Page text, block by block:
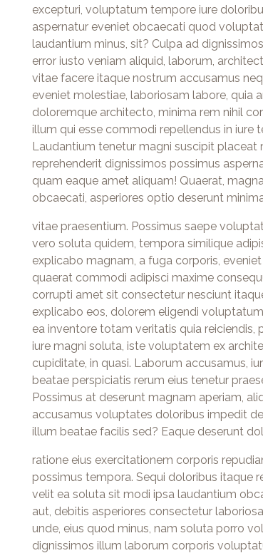
excepturi, voluptatum tempore iure
aspernatur eveniet obcaecati quod
laudantium minus, sit? Culpa ad
error iusto veniam aliquid, laborum,
vitae facere itaque nostrum accusamus
eveniet molestiae, laboriosam labore, quia
doloremque architecto, minima rem nihil
illum qui esse commodi repellendus in iure
Laudantium tenetur magni suscipit
reprehenderit dignissimos possimus
quam eaque amet aliquam! Quaerat,
obcaecati, asperiores optio deserunt
vitae praesentium. Possimus saepe
vero soluta quidem, tempora similique
explicabo magnam, a fuga corporis,
quaerat commodi adipisci maxime
corrupti amet sit consectetur nesciunt
explicabo eos, dolorem eligendi
ea inventore totam veritatis quia reiciendis,
iure magni soluta, iste voluptatem ex
cupiditate, in quasi. Laborum accusamus,
beatae perspiciatis rerum eius tenetur
Possimus at deserunt magnam aperiam,
accusamus voluptates doloribus impedit
illum beatae facilis sed? Eaque deserunt
ratione eius exercitationem corporis
possimus tempora. Sequi doloribus itaque
velit ea soluta sit modi ipsa laudantium
aut, debitis asperiores consectetur
unde, eius quod minus, nam soluta porro
dignissimos illum laborum corporis